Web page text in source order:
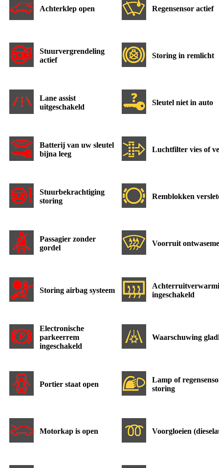
Achterklep open Regensensor actief
Stuurvergrendeling
actief
Storing in remlicht
Lane assist
uitgeschakeld
Sleutel niet in auto
Batterij van uw sleutel
bijna leeg
Luchtfilter vies of
Stuurbekrachtiging
storing
Remblokken
Passagier zonder
gordel
Voorruit
Storing airbag systeem
ingeschakeld
Electronische
parkeerrem
ingeschakeld
Waarschuwing
Portier staat open
Lamp of
storing
Motorkap is open Voorgloeien